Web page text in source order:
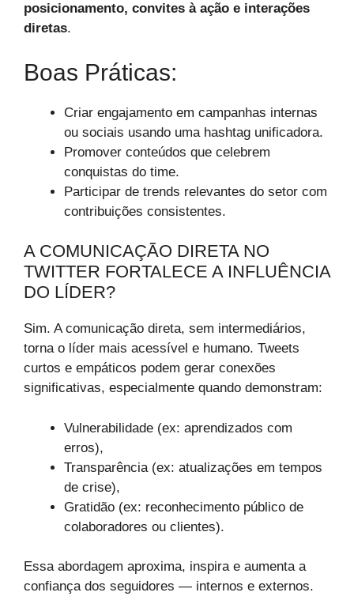
posicionamento, convites à ação e interações
diretas.
Boas Práticas:
Criar engajamento em campanhas internas
ou sociais usando uma hashtag unificadora.
Promover conteúdos que celebrem
conquistas do time.
Participar de trends relevantes do setor com
contribuições consistentes.
A COMUNICAÇÃO DIRETA NO
TWITTER FORTALECE A INFLUÊNCIA
DO LÍDER?
Sim. A comunicação direta, sem intermediários,
torna o líder mais acessível e humano. Tweets
curtos e empáticos podem gerar conexões
significativas, especialmente quando demonstram:
Vulnerabilidade (ex: aprendizados com
erros),
Transparência (ex: atualizações em tempos
de crise),
Gratidão (ex: reconhecimento público de
colaboradores ou clientes).
Essa abordagem aproxima, inspira e aumenta a
confiança dos seguidores — internos e externos.